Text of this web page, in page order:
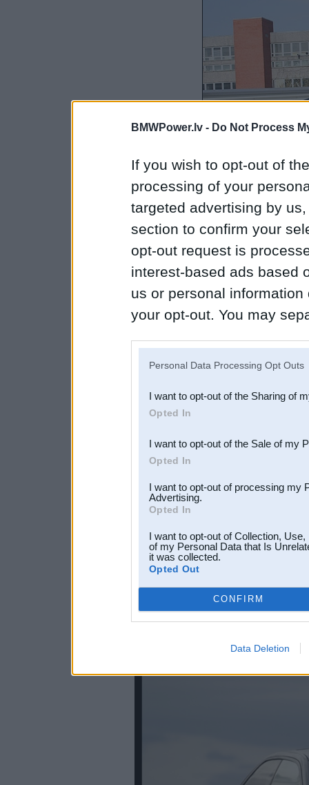
BMWPower.lv - Do Not Process
If you wish to opt-out of
processing of your
targeted advertising by
section to confirm your
opt-out request is
interest-based ads based
us or personal
your opt-out. You may
Downstream Participants
third parties.
Personal Data Processing Opt Outs
I want to opt-out of the Sharing of
Opted In
I want to opt-out of the Sale of my
Opted In
I want to opt-out of processing my
Advertising.
Opted In
I want to opt-out of Collection,
of my Personal Data that Is
it was collected.
Opted Out
CONFIRM
Data Deletion
pašlaik jāpārvietojas ar